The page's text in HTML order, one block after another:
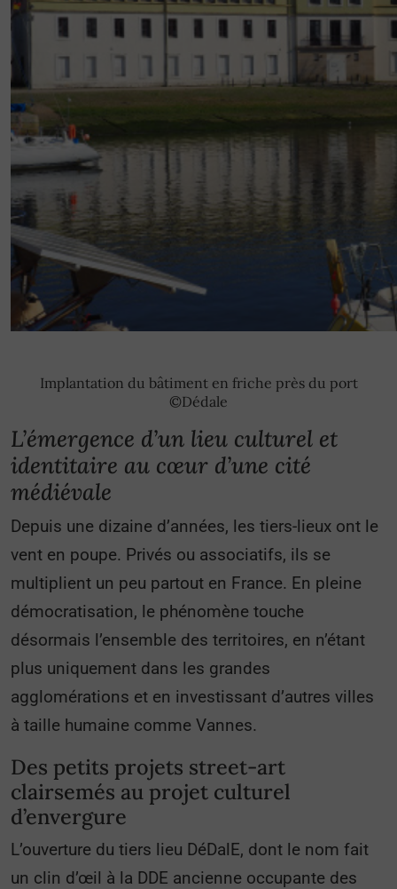
Implantation du bâtiment en friche près du port
©Dédale
L’émergence d’un lieu culturel et
identitaire au cœur d’une cité
médiévale
Depuis une dizaine d’années, les tiers-lieux ont le
vent en poupe. Privés ou associatifs, ils se
multiplient un peu partout en France. En pleine
démocratisation, le phénomène touche
désormais l’ensemble des territoires, en n’étant
plus uniquement dans les grandes
agglomérations et en investissant d’autres villes
à taille humaine comme Vannes.
Des petits projets street-art
clairsemés au projet culturel
d’envergure
L’ouverture du tiers lieu DéDalE, dont le nom fait
un clin d’œil à la DDE ancienne occupante des